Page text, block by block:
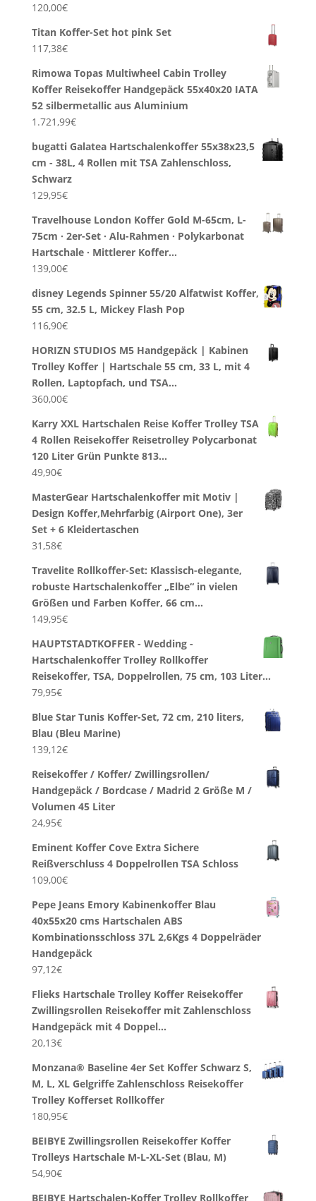
120,00€
Titan Koffer-Set hot pink Set
117,38€
Rimowa Topas Multiwheel Cabin Trolley
Koffer Reisekoffer Handgepäck 55x40x20 IATA
52 silbermetallic aus Aluminium
1.721,99€
bugatti Galatea Hartschalenkoffer 55x38x23,5
cm - 38L, 4 Rollen mit TSA Zahlenschloss,
Schwarz
129,95€
Travelhouse London Koffer Gold M-65cm, L-
75cm · 2er-Set · Alu-Rahmen · Polykarbonat
Hartschale · Mittlerer Koffer…
139,00€
disney Legends Spinner 55/20 Alfatwist Koffer,
55 cm, 32.5 L, Mickey Flash Pop
116,90€
HORIZN STUDIOS M5 Handgepäck | Kabinen
Trolley Koffer | Hartschale 55 cm, 33 L, mit 4
Rollen, Laptopfach, und TSA…
360,00€
Karry XXL Hartschalen Reise Koffer Trolley TSA
4 Rollen Reisekoffer Reisetrolley Polycarbonat
120 Liter Grün Punkte 813…
49,90€
MasterGear Hartschalenkoffer mit Motiv |
Design Koffer,Mehrfarbig (Airport One), 3er
Set + 6 Kleidertaschen
31,58€
Travelite Rollkoffer-Set: Klassisch-elegante,
robuste Hartschalenkoffer „Elbe“ in vielen
Größen und Farben Koffer, 66 cm…
149,95€
HAUPTSTADTKOFFER - Wedding -
Hartschalenkoffer Trolley Rollkoffer
Reisekoffer, TSA, Doppelrollen, 75 cm, 103 Liter…
79,95€
Blue Star Tunis Koffer-Set, 72 cm, 210 liters,
Blau (Bleu Marine)
139,12€
Reisekoffer / Koffer/ Zwillingsrollen/
Handgepäck / Bordcase / Madrid 2 Größe M /
Volumen 45 Liter
24,95€
Eminent Koffer Cove Extra Sichere
Reißverschluss 4 Doppelrollen TSA Schloss
109,00€
Pepe Jeans Emory Kabinenkoffer Blau
40x55x20 cms Hartschalen ABS
Kombinationsschloss 37L 2,6Kgs 4 Doppelräder
Handgepäck
97,12€
Flieks Hartschale Trolley Koffer Reisekoffer
Zwillingsrollen Reisekoffer mit Zahlenschloss
Handgepäck mit 4 Doppel…
20,13€
Monzana® Baseline 4er Set Koffer Schwarz S,
M, L, XL Gelgriffe Zahlenschloss Reisekoffer
Trolley Kofferset Rollkoffer
180,95€
BEIBYE Zwillingsrollen Reisekoffer Koffer
Trolleys Hartschale M-L-XL-Set (Blau, M)
54,90€
BEIBYE Hartschalen-Koffer Trolley Rollkoffer